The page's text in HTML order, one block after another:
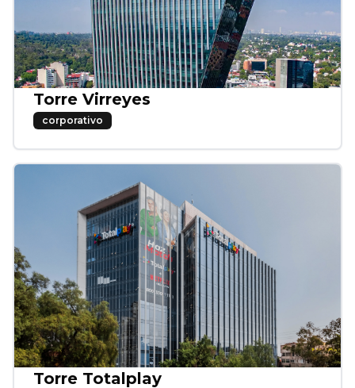
Torre Virreyes
corporativo
Torre Totalplay